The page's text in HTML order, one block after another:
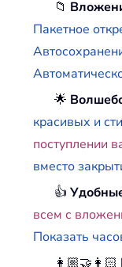
📁
Пакетное
🌟
красивых и
поступлении
вместо
👍
всем с
Показать
👩🏼‍🤝‍👩🏻